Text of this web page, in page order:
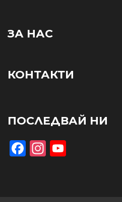
ЗА НАС
КОНТАКТИ
ПОСЛЕДВАЙ НИ
Facebook
Instagram